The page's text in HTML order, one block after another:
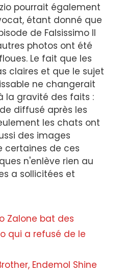
pourrait également
étant donné que
de Falsissimo Il
photos ont été
Le fait que les
claires et que le sujet
ne changerait
la gravité des faits :
diffusé après les
les chats ont
des images
certaines de ces
n'enlève rien au
a sollicitées et
Zalone bat des
qui a refusé de le
Endemol Shine